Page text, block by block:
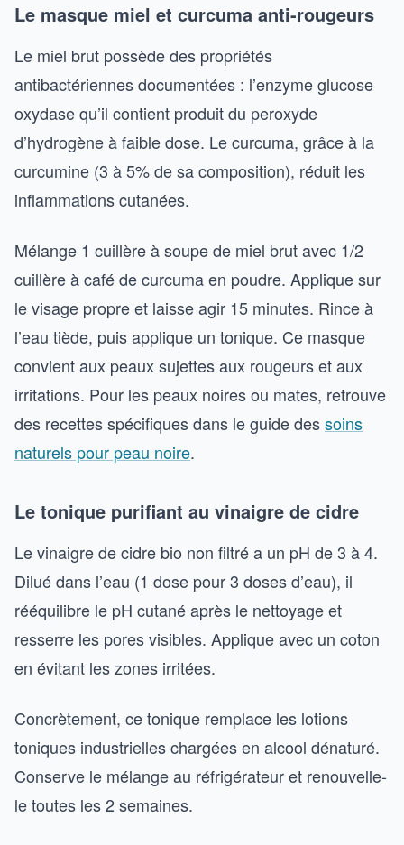
Le masque miel et curcuma anti-rougeurs
Le miel brut possède des propriétés
antibactériennes documentées : l’enzyme glucose
oxydase qu’il contient produit du peroxyde
d’hydrogène à faible dose. Le curcuma, grâce à la
curcumine (3 à 5% de sa composition), réduit les
inflammations cutanées.
Mélange 1 cuillère à soupe de miel brut avec 1/2
cuillère à café de curcuma en poudre. Applique sur
le visage propre et laisse agir 15 minutes. Rince à
l’eau tiède, puis applique un tonique. Ce masque
convient aux peaux sujettes aux rougeurs et aux
irritations. Pour les peaux noires ou mates, retrouve
des recettes spécifiques dans le guide dessoins
naturels pour peau noire.
Le tonique purifiant au vinaigre de cidre
Le vinaigre de cidre bio non filtré a un pH de 3 à 4.
Dilué dans l’eau (1 dose pour 3 doses d’eau), il
rééquilibre le pH cutané après le nettoyage et
resserre les pores visibles. Applique avec un coton
en évitant les zones irritées.
Concrètement, ce tonique remplace les lotions
toniques industrielles chargées en alcool dénaturé.
Conserve le mélange au réfrigérateur et renouvelle-
le toutes les 2 semaines.